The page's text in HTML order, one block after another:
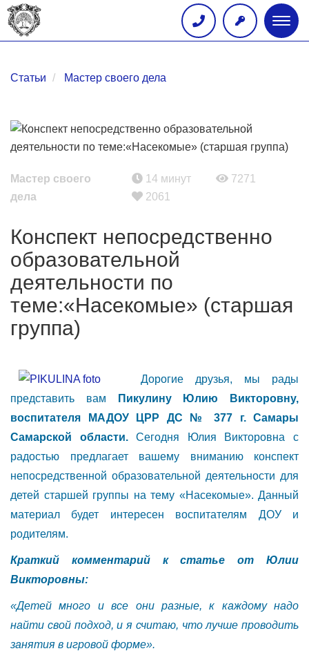
меню
Статьи Мастер своего дела
Мастер своего
дела
14 минут
7271
2061
Конспект непосредственно
образовательной
деятельности по
теме:«Насекомые» (старшая
группа)
Дорогие друзья, мы рады
представить вам Пикулину Юлию Викторовну,
воспитателя МАДОУ ЦРР ДС № 377 г. Самары
Самарской области.Сегодня Юлия Викторовна с
радостью предлагает вашему вниманию конспект
непосредственной образовательной деятельности для
детей старшей группы на тему «Насекомые». Данный
материал будет интересен воспитателям ДОУ и
родителям.
Краткий комментарий к статье от Юлии
Викторовны:
«Детей много и все они разные, к каждому надо
найти свой подход, и я считаю, что лучше проводить
занятия в игровой форме».